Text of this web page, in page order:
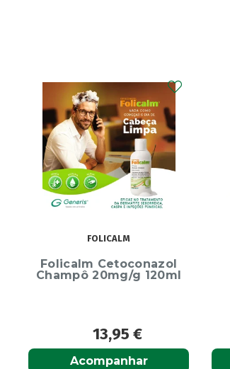
FOLICALM
Folicalm Cetoconazol
Champô 20mg/g 120ml
13,95€
Acompanhar